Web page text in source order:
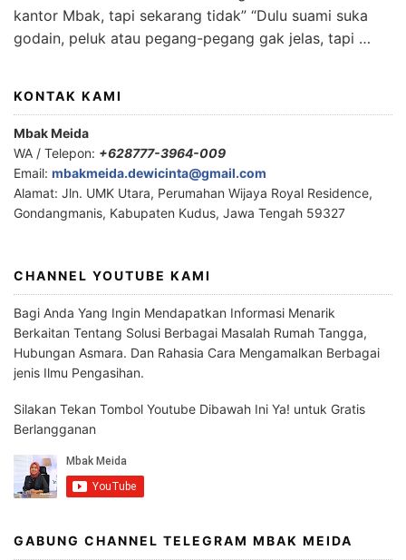
kantor Mbak, tapi sekarang tidak” “Dulu suami suka
godain, peluk atau pegang-pegang gak jelas, tapi …
KONTAK KAMI
Mbak Meida
WA / Telepon: +628777-3964-009
Email: mbakmeida.dewicinta@gmail.com
Alamat: Jln. UMK Utara, Perumahan Wijaya Royal Residence,
Gondangmanis, Kabupaten Kudus, Jawa Tengah 59327
CHANNEL YOUTUBE KAMI
Bagi Anda Yang Ingin Mendapatkan Informasi Menarik
Berkaitan Tentang Solusi Berbagai Masalah Rumah Tangga,
Hubungan Asmara. Dan Rahasia Cara Mengamalkan Berbagai
jenis Ilmu Pengasihan.
Silakan Tekan Tombol Youtube Dibawah Ini Ya! untuk Gratis
Berlangganan
GABUNG CHANNEL TELEGRAM MBAK MEIDA